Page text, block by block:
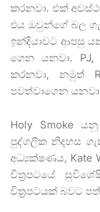
කරනවා. එක්
එය ඔවුන්ගේ බල
ඉන්දියාවට ආපසු
ගෙන යනවා.
කරනවා, නමුත්
පවත්වාගෙන
Holy Smoke
පුද්ගලික නිදහස
අධ්‍යක්ෂණය, Kate
චිත්‍රපටයේ
චිත්‍රපටයක් බවට